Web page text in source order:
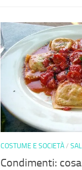
COSTUME E SOCIETÀ/
Condimenti: